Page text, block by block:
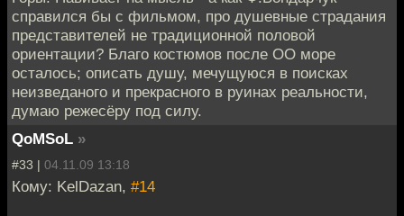
справился бы с фильмом, про душевные страдания
представителей не традиционной половой
ориентации? Благо костюмов после ОО море
осталось; описать душу, мечущуюся в поисках
неизведаного и прекрасного в руинах реальности,
думаю режесёру под силу.
QoMSoL »
#33 | 04.11.09 13:18
Кому: KelDazan, #14